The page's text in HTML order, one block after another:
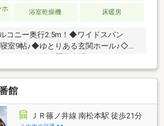
ホ
浴室乾燥機 床暖房
コニー奥行2.5m！◆ワイドスパン
室9帖♪◆ゆとりある玄関ホール♪◇浴
平面平置駐車場♪
館
ＪＲ篠ノ井線 南松本駅 徒歩21分